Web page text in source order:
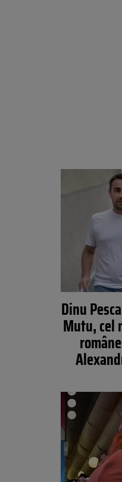
Dinu
Mutu, cel